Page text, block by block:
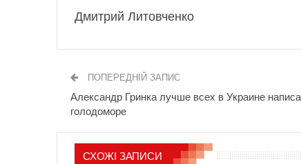
Дмитрий Литовченко
ПОПЕРЕДНІЙ ЗАПИС
Александр Гринка лучше всех в Украине
голодоморе
СХОЖІ ЗАПИСИ